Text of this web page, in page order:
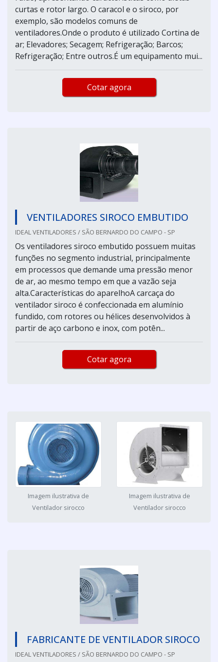
curtas e rotor largo. O caracol e o siroco, por
exemplo, são modelos comuns de
ventiladores.Onde o produto é utilizado Cortina de
ar; Elevadores; Secagem; Refrigeração; Barcos;
Refrigeração; Entre outros.É um equipamento mui...
Cotar agora
VENTILADORES SIROCO EMBUTIDO
IDEAL VENTILADORES / SÃO BERNARDO DO CAMPO - SP
Os ventiladores siroco embutido possuem muitas
funções no segmento industrial, principalmente
em processos que demande uma pressão menor
de ar, ao mesmo tempo em que a vazão seja
alta.Características do aparelhoA carcaça do
ventilador siroco é confeccionada em alumínio
fundido, com rotores ou hélices desenvolvidos à
partir de aço carbono e inox, com potên...
Cotar agora
Imagem ilustrativa de
Ventilador sirocco
Imagem ilustrativa de
Ventilador sirocco
FABRICANTE DE VENTILADOR SIROCO
IDEAL VENTILADORES / SÃO BERNARDO DO CAMPO - SP